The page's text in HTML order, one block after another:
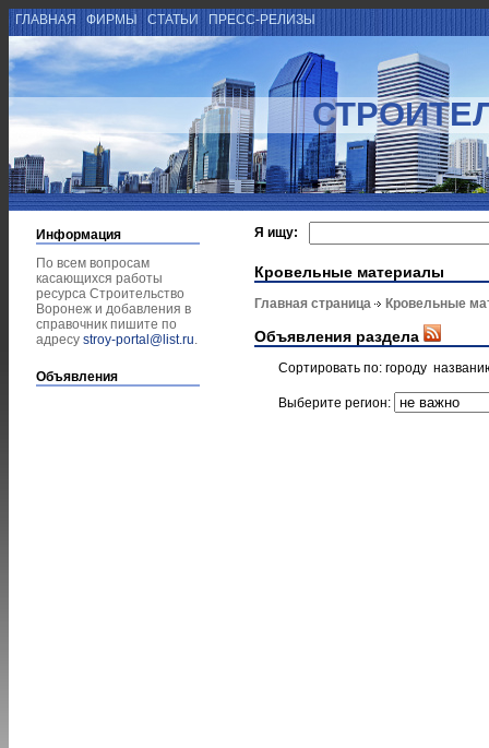
ГЛАВНАЯ ФИРМЫ СТАТЬИ ПРЕСС-РЕЛИЗЫ
Информация
По всем вопросам
касающихся работы
ресурса Строительство
Воронеж и добавления в
справочник пишите по
адресу stroy-portal@list.ru.
Объявления
Я ищу:
Кровельные материалы
Главная страница Кровельные
Объявления раздела
Сортировать по: городу
Выберите регион: